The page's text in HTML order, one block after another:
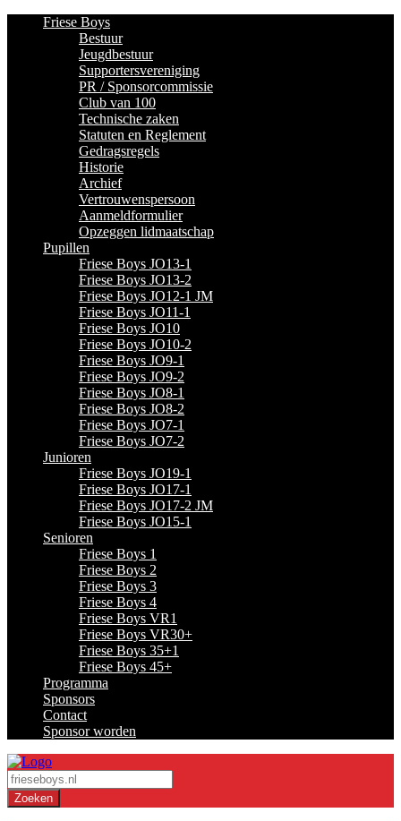
Friese Boys
Bestuur
Jeugdbestuur
Supportersvereniging
PR / Sponsorcommissie
Club van 100
Technische zaken
Statuten en Reglement
Gedragsregels
Historie
Archief
Vertrouwenspersoon
Aanmeldformulier
Opzeggen lidmaatschap
Pupillen
Friese Boys JO13-1
Friese Boys JO13-2
Friese Boys JO12-1 JM
Friese Boys JO11-1
Friese Boys JO10
Friese Boys JO10-2
Friese Boys JO9-1
Friese Boys JO9-2
Friese Boys JO8-1
Friese Boys JO8-2
Friese Boys JO7-1
Friese Boys JO7-2
Junioren
Friese Boys JO19-1
Friese Boys JO17-1
Friese Boys JO17-2 JM
Friese Boys JO15-1
Senioren
Friese Boys 1
Friese Boys 2
Friese Boys 3
Friese Boys 4
Friese Boys VR1
Friese Boys VR30+
Friese Boys 35+1
Friese Boys 45+
Programma
Sponsors
Contact
Sponsor worden